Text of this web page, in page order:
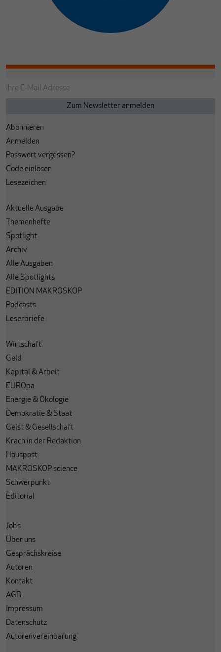
Abonnieren
Anmelden
Passwort vergessen?
Code einlösen
Lesezeichen
Aktuelle Ausgabe
Themenhefte
Spotlight
Archiv
Alle Ausgaben
Alle Spotlights
EDITION MAKROSKOP
Podcasts
Leserbriefe
Wirtschaft
Geld
Kapital & Arbeit
EUROpa
Energie & Ökologie
Demokratie & Staat
Geist & Gesellschaft
Krach in der Redaktion
Hauspost
MAKROSKOP science
Schwerpunkt
Editorial
Jobs
Über uns
Gesprächskreise
Autoren
Kontakt
AGB
Impressum
Datenschutz
Autorenvereinbarung